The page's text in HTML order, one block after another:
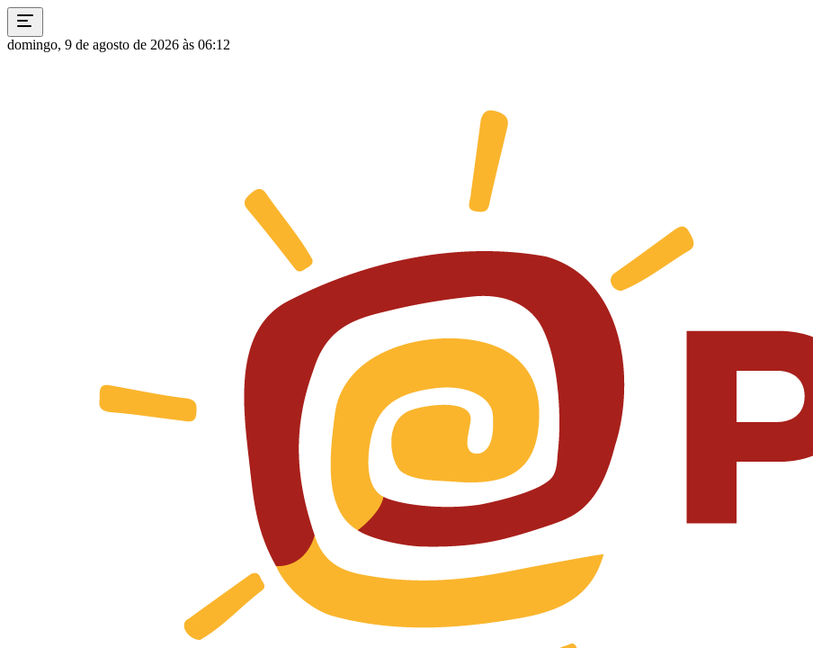
domingo, 9 de agosto de 2026 às 06:12